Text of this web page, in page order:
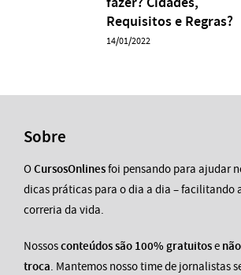
Requisitos e Regras?
14/01/2022
Sobre
OCursosOnlinesfoi pensando para ajudar
dicas práticas para o dia a dia – facilitando
correria da vida.
Nossosconteúdos são 100% gratuitose
troca. Mantemos nosso time de jornalistas